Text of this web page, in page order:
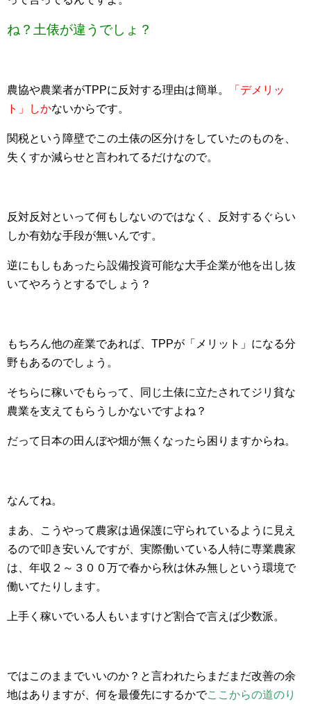
ね？土俵が違うでしょ？
農協や農業者がTPPに反対する理由は簡単。
「デメリッ
ト」しかないからです。
関税という障壁でこの土俵の区分けをしていたのものを、
失くすか減らせと言われてるだけなので。
反対反対といって何もしないのではなく、反対するぐらい
しか有効な手段が無いんです。
逆にもしもあったら設備投資可能な大手企業が他を出し抜
いてやろうとするでしょう？
もちろん他の産業であれば、TPPが「メリット」になる分
野もあるのでしょう。
そちらに稼いでもらって、同じ土俵に立たされてジリ貧な
農業を支えてもらうしかないですよね？
だって日本の田んぼや畑が無くなったら困りますからね。
なんてね。
まあ、こうやって農家は過保護に守られているように見え
るので叩き安いんですが、実際働いている人特に専業農家
は、年収２～３００万で春から秋は休み無しという環境で
働いてたりします。
上手く稼いでいる人もいますけど割合で言えば少数派。
ではこのままでいいのか？と言われたらまだまだ改善の余
地はありますが、何を最優先にするかでここからの道のり